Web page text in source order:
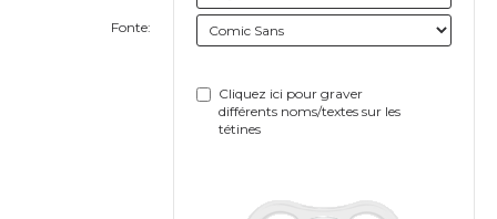
Fonte:
Cliquez ici pour graver
différents noms/textes sur les
tétines